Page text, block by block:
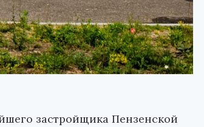
застройщика Пензенской